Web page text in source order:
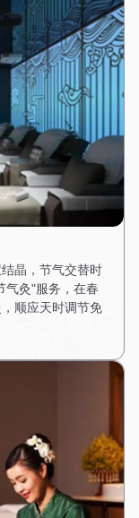
晶，节气交替时
气灸"服务，在春
顺应天时调节免